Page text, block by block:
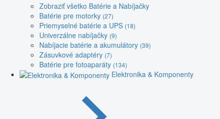
Zobraziť všetko Batérie a Nabíjačky
Batérie pre motorky (27)
Priemyselné batérie a UPS (18)
Univerzálne nabíjačky (9)
Nabíjacie batérie a akumulátory (39)
Zásuvkové adaptéry (7)
Batérie pre fotoaparáty (134)
Elektronika & Komponenty